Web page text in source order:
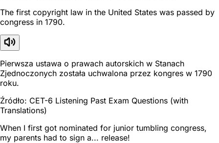
The first copyright law in the United States was passed by
congress in 1790.
Pierwsza ustawa o prawach autorskich w Stanach
Zjednoczonych została uchwalona przez kongres w 1790
roku.
Źródło: CET-6 Listening Past Exam Questions (with
Translations)
When I first got nominated for junior tumbling congress,
my parents had to sign a... release!